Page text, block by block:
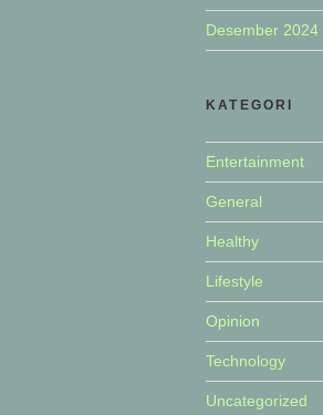
Desember 2024
KATEGORI
Entertainment
General
Healthy
Lifestyle
Opinion
Technology
Uncategorized